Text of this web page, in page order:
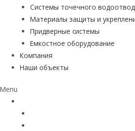
Системы точечного
Материалы защиты и
Придверные системы
Емкостное оборудование
Компания
Наши объекты
Menu